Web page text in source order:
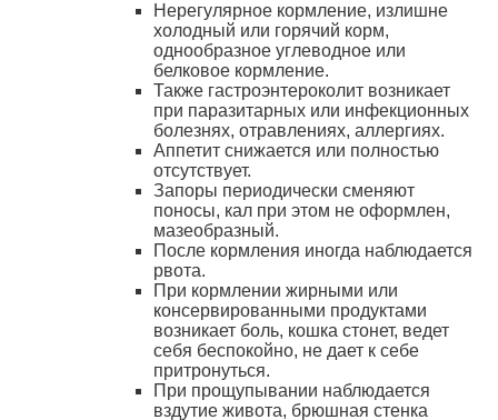
Нерегулярное кормление, излишне
холодный или горячий корм,
однообразное углеводное или
белковое кормление.
Также гастроэнтероколит возникает
при паразитарных или инфекционных
болезнях, отравлениях, аллергиях.
Аппетит снижается или полностью
отсутствует.
Запоры периодически сменяют
поносы, кал при этом не оформлен,
мазеобразный.
После кормления иногда наблюдается
рвота.
При кормлении жирными или
консервированными продуктами
возникает боль, кошка стонет, ведет
себя беспокойно, не дает к себе
притронуться.
При прощупывании наблюдается
вздутие живота, брюшная стенка